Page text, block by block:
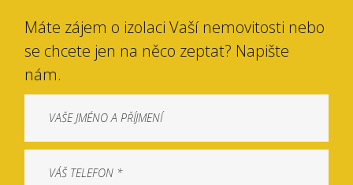
Máte zájem o izolaci Vaší nemovitosti nebo
se chcete jen na něco zeptat? Napište
nám.